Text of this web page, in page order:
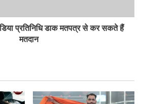
प्रतिनिधि डाक मतपत्र से कर सकते हैं
मतदान